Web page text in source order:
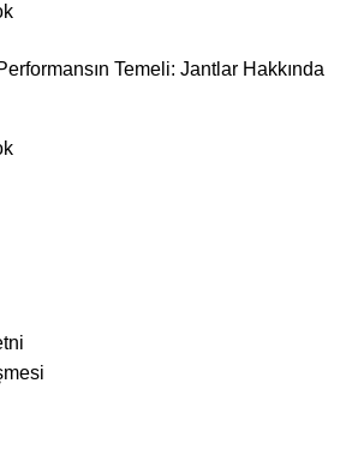
Temeli: Jantlar Hakkında